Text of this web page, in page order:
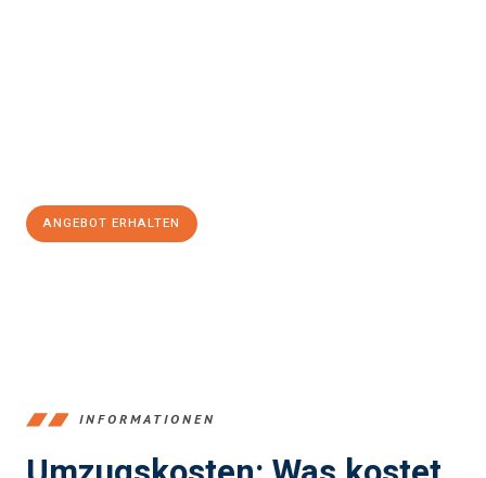
ANGEBOT ERHALTEN
INFORMATIONEN